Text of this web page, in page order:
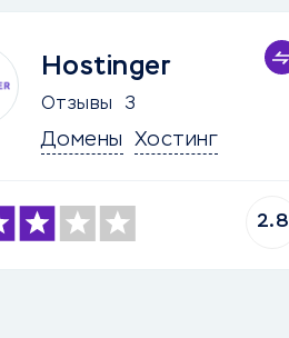
Hostinger
Отзывы 3
Домены Хостинг
2.8